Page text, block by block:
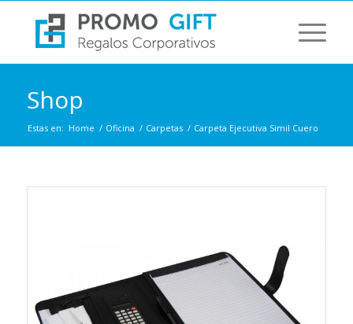
Shop
Estas en: Home / Oficina / Carpetas / Carpeta Ejecutiva Simil Cuero